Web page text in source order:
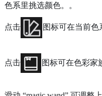
色系里挑选颜色。
。
点击 图标可在当前色
点击 图标可在色彩家